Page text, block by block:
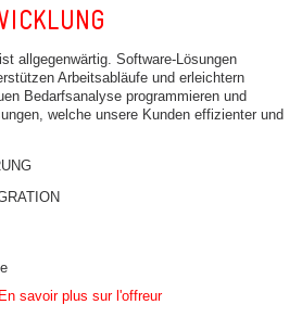
allgegenwärtig. Software-Lösungen
Arbeitsabläufe und erleichtern
Bedarfsanalyse programmieren und
welche unsere Kunden effizienter und
En savoir plus sur l'offreur